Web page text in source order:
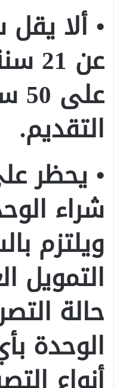
• ألا
عن
التقديم.
• يحظر
شراء
ويلتزم
التمويل
حالة
الوحدة